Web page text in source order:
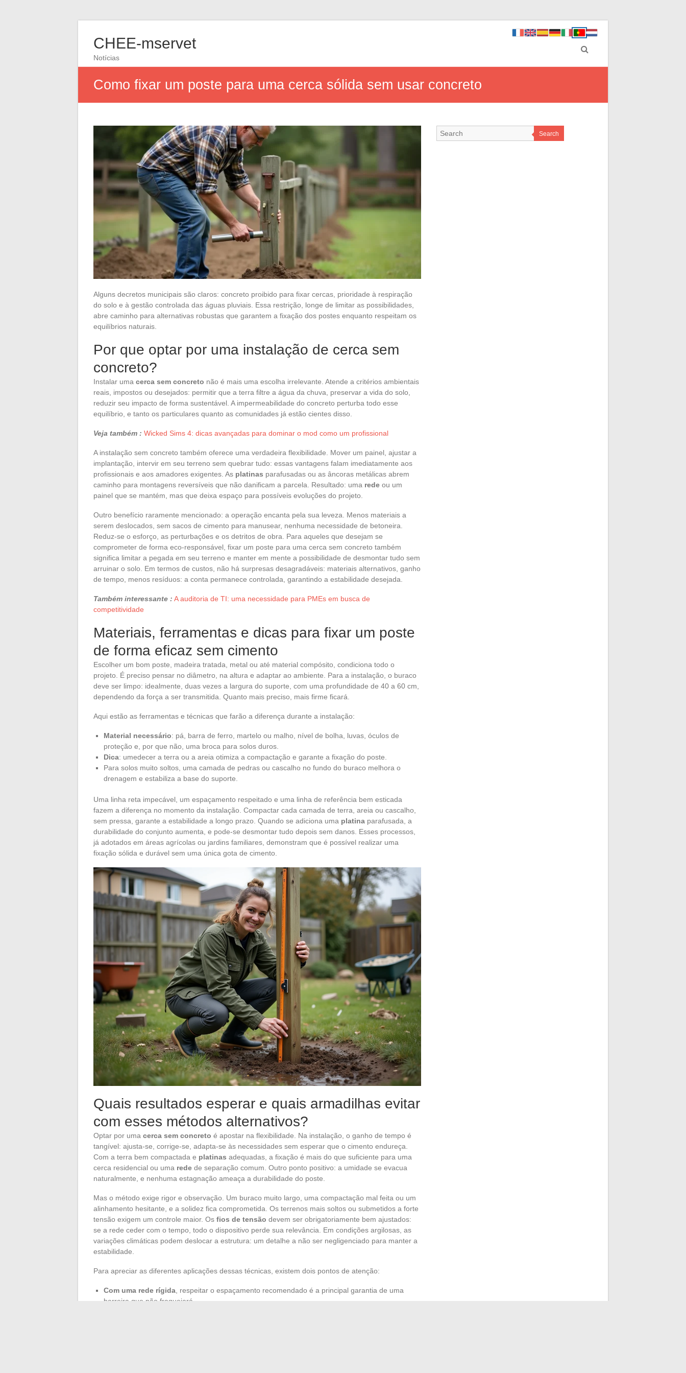
CHEE-mservet
Notícias
Como fixar um poste para uma cerca sólida sem usar concreto
Alguns decretos municipais são claros: concreto proibido para fixar cercas, prioridade à respiração
do solo e à gestão controlada das águas pluviais. Essa restrição, longe de limitar as possibilidades,
abre caminho para alternativas robustas que garantem a fixação dos postes enquanto respeitam os
equilíbrios naturais.
Por que optar por uma instalação de cerca sem
concreto?
Instalar uma cerca sem concreto não é mais uma escolha irrelevante. Atende a critérios ambientais
reais, impostos ou desejados: permitir que a terra filtre a água da chuva, preservar a vida do solo,
reduzir seu impacto de forma sustentável. A impermeabilidade do concreto perturba todo esse
equilíbrio, e tanto os particulares quanto as comunidades já estão cientes disso.
Veja também : Wicked Sims 4: dicas avançadas para dominar o mod como um profissional
A instalação sem concreto também oferece uma verdadeira flexibilidade. Mover um painel, ajustar a
implantação, intervir em seu terreno sem quebrar tudo: essas vantagens falam imediatamente aos
profissionais e aos amadores exigentes. As platinas parafusadas ou as âncoras metálicas abrem
caminho para montagens reversíveis que não danificam a parcela. Resultado: uma rede ou um
painel que se mantém, mas que deixa espaço para possíveis evoluções do projeto.
Outro benefício raramente mencionado: a operação encanta pela sua leveza. Menos materiais a
serem deslocados, sem sacos de cimento para manusear, nenhuma necessidade de betoneira.
Reduz-se o esforço, as perturbações e os detritos de obra. Para aqueles que desejam se
comprometer de forma eco-responsável, fixar um poste para uma cerca sem concreto também
significa limitar a pegada em seu terreno e manter em mente a possibilidade de desmontar tudo sem
arruinar o solo. Em termos de custos, não há surpresas desagradáveis: materiais alternativos, ganho
de tempo, menos resíduos: a conta permanece controlada, garantindo a estabilidade desejada.
Também interessante : A auditoria de TI: uma necessidade para PMEs em busca de
competitividade
Materiais, ferramentas e dicas para fixar um poste
de forma eficaz sem cimento
Escolher um bom poste, madeira tratada, metal ou até material compósito, condiciona todo o
projeto. É preciso pensar no diâmetro, na altura e adaptar ao ambiente. Para a instalação, o buraco
deve ser limpo: idealmente, duas vezes a largura do suporte, com uma profundidade de 40 a 60 cm,
dependendo da força a ser transmitida. Quanto mais preciso, mais firme ficará.
Aqui estão as ferramentas e técnicas que farão a diferença durante a instalação:
Material necessário: pá, barra de ferro, martelo ou malho, nível de bolha, luvas, óculos de
proteção e, por que não, uma broca para solos duros.
Dica: umedecer a terra ou a areia otimiza a compactação e garante a fixação do poste.
Para solos muito soltos, uma camada de pedras ou cascalho no fundo do buraco melhora o
drenagem e estabiliza a base do suporte.
Uma linha reta impecável, um espaçamento respeitado e uma linha de referência bem esticada
fazem a diferença no momento da instalação. Compactar cada camada de terra, areia ou cascalho,
sem pressa, garante a estabilidade a longo prazo. Quando se adiciona uma platina parafusada, a
durabilidade do conjunto aumenta, e pode-se desmontar tudo depois sem danos. Esses processos,
já adotados em áreas agrícolas ou jardins familiares, demonstram que é possível realizar uma
fixação sólida e durável sem uma única gota de cimento.
Quais resultados esperar e quais armadilhas evitar
com esses métodos alternativos?
Optar por uma cerca sem concreto é apostar na flexibilidade. Na instalação, o ganho de tempo é
tangível: ajusta-se, corrige-se, adapta-se às necessidades sem esperar que o cimento endureça.
Com a terra bem compactada e platinas adequadas, a fixação é mais do que suficiente para uma
cerca residencial ou uma rede de separação comum. Outro ponto positivo: a umidade se evacua
naturalmente, e nenhuma estagnação ameaça a durabilidade do poste.
Mas o método exige rigor e observação. Um buraco muito largo, uma compactação mal feita ou um
alinhamento hesitante, e a solidez fica comprometida. Os terrenos mais soltos ou submetidos a forte
tensão exigem um controle maior. Os fios de tensão devem ser obrigatoriamente bem ajustados:
se a rede ceder com o tempo, todo o dispositivo perde sua relevância. Em condições argilosas, as
variações climáticas podem deslocar a estrutura: um detalhe a não ser negligenciado para manter a
estabilidade.
Para apreciar as diferentes aplicações dessas técnicas, existem dois pontos de atenção:
Com uma rede rígida , respeitar o espaçamento recomendado é a principal garantia de uma
barreira que não fraquejará.
Search